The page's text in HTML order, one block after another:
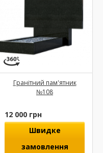
Гранітний пам'ятник
№108
12 000 грн
Швидке
замовлення